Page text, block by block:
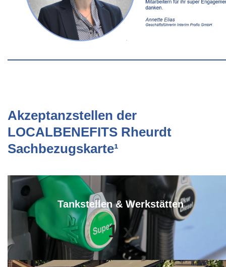
Akzeptanzstellen der
LOCALBENEFITS Rheurdt
Sachbezugskarte¹
Tankstellen & Werkstätten
1 x